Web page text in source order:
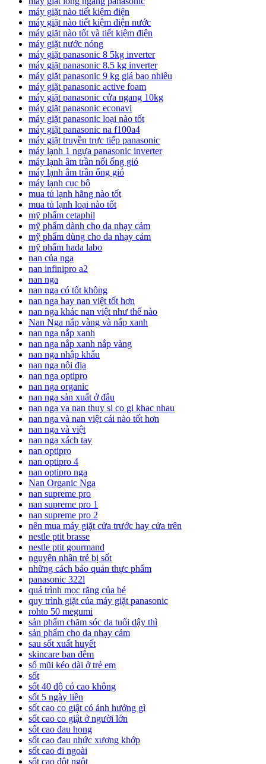
máy giặt nào tiết kiệm điện
máy giặt nào tiết kiệm điện nước
máy giặt nào tốt và tiết kiệm điện
máy giặt nước nóng
máy giặt panasonic 8 5kg inverter
máy giặt panasonic 8.5 kg inverter
máy giặt panasonic 9 kg giá bao nhiêu
máy giặt panasonic active foam
máy giặt panasonic cửa ngang 10kg
máy giặt panasonic econavi
máy giặt panasonic loại nào tốt
máy giặt panasonic na f100a4
máy giặt truyền trực tiếp panasonic
máy lạnh 1 ngựa panasonic inverter
máy lạnh âm trần nối ống gió
máy lạnh âm trần ống gió
máy lạnh cục bộ
mua tủ lạnh hãng nào tốt
mua tủ lạnh loại nào tốt
mỹ phẩm cetaphil
mỹ phẩm dành cho da nhạy cảm
mỹ phẩm dùng cho da nhạy cảm
mỹ phẩm hada labo
nan của nga
nan infinipro a2
nan nga
nan nga có tốt không
nan nga hay nan việt tốt hơn
nan nga khác nan việt như thế nào
Nan Nga nắp vàng và nắp xanh
nan nga nắp xanh
nan nga nắp xanh nắp vàng
nan nga nhập khẩu
nan nga nội địa
nan nga optipro
nan nga organic
nan nga sản xuất ở đâu
nan nga va nan thuy si co gi khac nhau
nan nga và nan việt cái nào tốt hơn
nan nga và việt
nan nga xách tay
nan optipro
nan optipro 4
nan optipro nga
Nan Organic Nga
nan supreme pro
nan supreme pro 1
nan supreme pro 2
nên mua máy giặt cửa trước hay cửa trên
nestle ptit brasse
nestle ptit gourmand
nguyên nhân trẻ bị sốt
những cách bảo quản thực phẩm
panasonic 322l
quá trình mọc răng của bé
quy trình giặt của máy giặt panasonic
rohto 50 megumi
sản phẩm chăm sóc da tuổi dậy thì
sản phẩm cho da nhạy cảm
sau sốt xuất huyết
skincare ban đêm
sổ mũi kéo dài ở trẻ em
sốt
sốt 40 độ có cao không
sốt 5 ngày liền
sốt cao co giật có ảnh hưởng gì
sốt cao co giật ở người lớn
sốt cao đau họng
sốt cao đau nhức xương khớp
sốt cao đi ngoài
sốt cao đột ngột